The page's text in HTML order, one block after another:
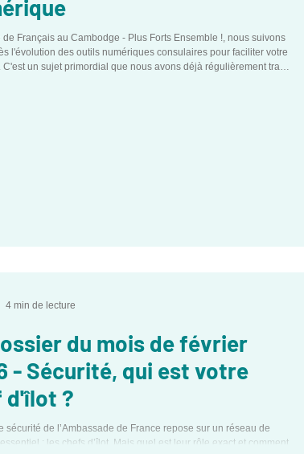
de Français au Cambodge - Plus Forts Ensemble !, nous suivons
l'évolution des outils numériques consulaires pour faciliter votre
C'est un sujet primordial que nous avons déjà régulièrement traité
du mois de février
- Sécurité, qui est votre
d'îlot ?
sécurité de l’Ambassade de France repose sur un réseau de
: les chefs d’îlot. Mais quel est leur rôle exact et comment
4 min de lecture